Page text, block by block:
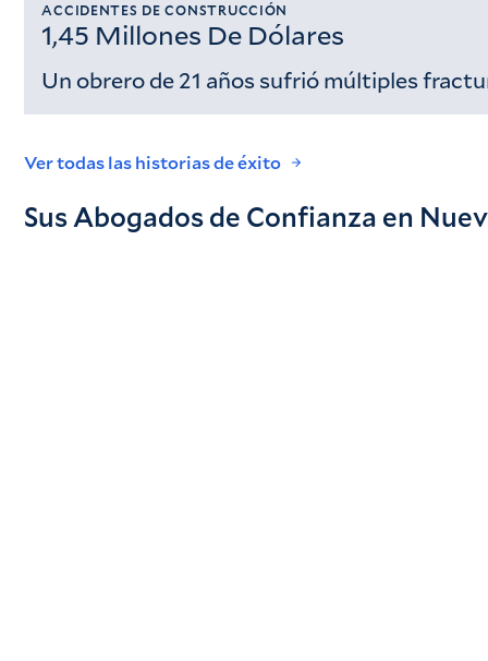
ACCIDENTES DE CONSTRUCCIÓN
1,45 Millones De Dólares
Un obrero de 21 años sufrió múltiples
Ver todas las historias de éxito
Sus Abogados de Confianza en